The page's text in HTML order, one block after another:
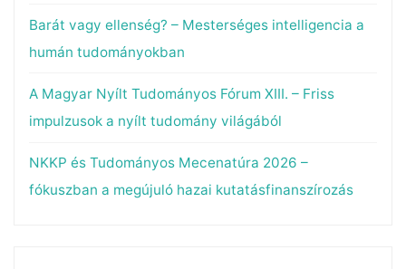
Barát vagy ellenség? – Mesterséges intelligencia a
humán tudományokban
A Magyar Nyílt Tudományos Fórum XIII. – Friss
impulzusok a nyílt tudomány világából
NKKP és Tudományos Mecenatúra 2026 –
fókuszban a megújuló hazai kutatásfinanszírozás